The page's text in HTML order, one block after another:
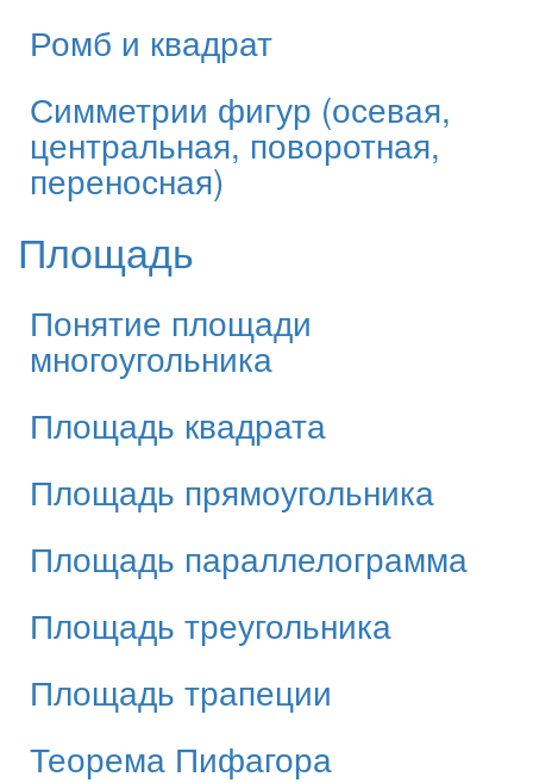
Ромб и квадрат
Симметрии фигур (осевая,
центральная, поворотная,
переносная)
Площадь
Понятие площади
многоугольника
Площадь квадрата
Площадь прямоугольника
Площадь параллелограмма
Площадь треугольника
Площадь трапеции
Теорема Пифагора